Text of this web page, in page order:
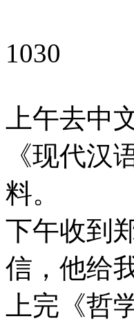
1030
上午去中
《现代汉
料。
下午收到
信，他给
上完《哲